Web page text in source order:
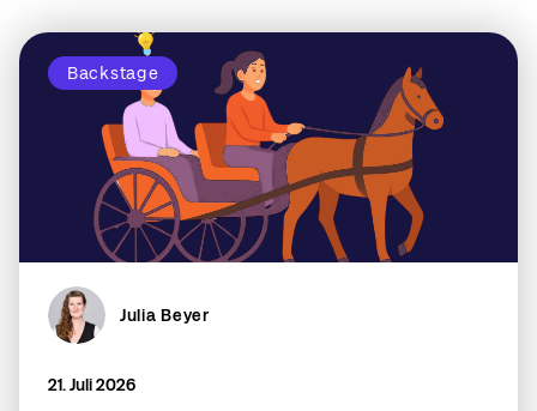
Backstage
Julia Beyer
21. Juli 2026